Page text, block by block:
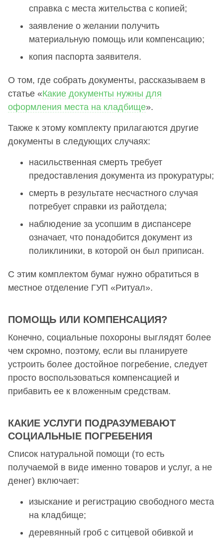
справка с места жительства с копией;
заявление о желании получить
материальную помощь или компенсацию;
копия паспорта заявителя.
О том, где собрать документы, рассказываем в
статье «Какие документы нужны для
оформления места на кладбище».
Также к этому комплекту прилагаются другие
документы в следующих случаях:
насильственная смерть требует
предоставления документа из прокуратуры;
смерть в результате несчастного случая
потребует справки из райотдела;
наблюдение за усопшим в диспансере
означает, что понадобится документ из
поликлиники, в которой он был приписан.
С этим комплектом бумаг нужно обратиться в
местное отделение ГУП «Ритуал».
ПОМОЩЬ ИЛИ КОМПЕНСАЦИЯ?
Конечно, социальные похороны выглядят более
чем скромно, поэтому, если вы планируете
устроить более достойное погребение, следует
просто воспользоваться компенсацией и
прибавить ее к вложенным средствам.
КАКИЕ УСЛУГИ ПОДРАЗУМЕВАЮТ
СОЦИАЛЬНЫЕ ПОГРЕБЕНИЯ
Список натуральной помощи (то есть
получаемой в виде именно товаров и услуг, а не
денег) включает:
изыскание и регистрацию свободного места
на кладбище;
деревянный гроб с ситцевой обивкой и